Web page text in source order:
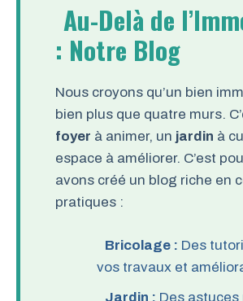
Au-Delà de
: Notre Blog
Nous croyons qu’un bien
bien plus que quatre murs.
foyer à animer, un jardin à
espace à améliorer. C’est
avons créé un blog riche en
pratiques :
Bricolage : Des
vos travaux et
Jardin : Des astuces